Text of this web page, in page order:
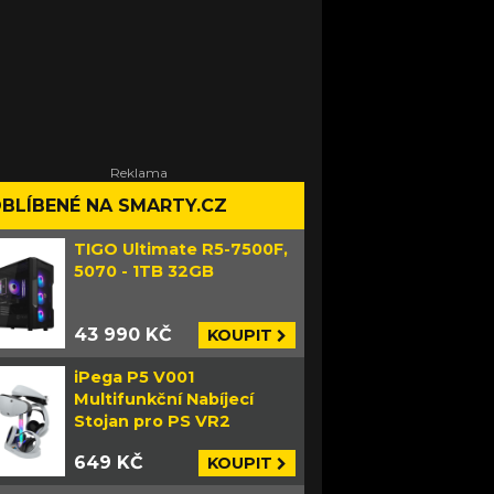
NA SMARTY.CZ
TIGO Ultimate R5-7500F,
5070 - 1TB 32GB
43 990 KČ KOUPIT
iPega P5 V001
Multifunkční Nabíjecí
Stojan pro PS VR2
649 KČ KOUPIT